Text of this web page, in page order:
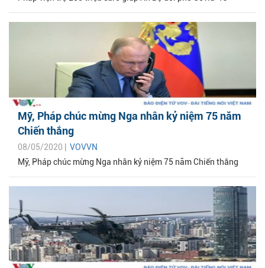
Mỹ, Pháp chúc mừng Nga nhân kỷ niệm 75 năm
Chiến thắng
08/05/2020 | VOVVN
Mỹ, Pháp chúc mừng Nga nhân kỷ niệm 75 năm Chiến thắng